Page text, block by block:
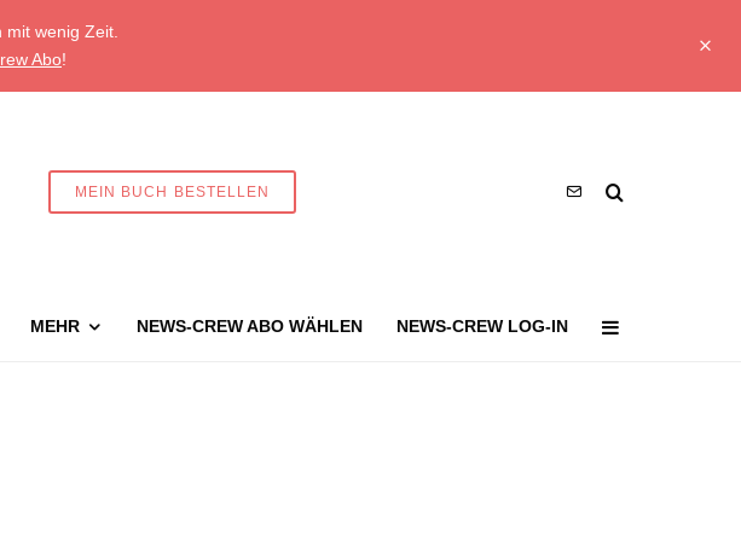
wenig Zeit.
Abo!
MEIN BUCH BESTELLEN
MEHR NEWS-CREW ABO WÄHLEN NEWS-CREW LOG-IN